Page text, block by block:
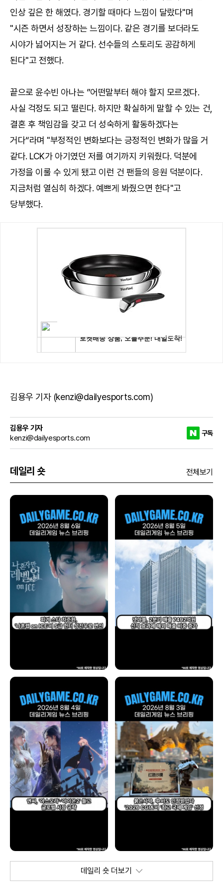
인상 깊은 한 해였다. 경기할 때마다 느낌이 달랐다"며
"시즌 하면서 성장하는 느낌이다. 같은 경기를 보더라도
시야가 넓어지는 거 같다. 선수들의 스토리도 공감하게
된다"고 전했다.
끝으로 윤수빈 아나는 ”어떤말부터 해야 할지 모르겠다.
사실 걱정도 되고 떨린다. 하지만 확실하게 말할 수 있는 건,
결혼 후 책임감을 갖고 더 성숙하게 활동하겠다는
거다“라며 "부정적인 변화보다는 긍정적인 변화가 많을 거
같다. LCK가 아기였던 저를 여기까지 키워줬다. 덕분에
가정을 이룰 수 있게 됐고 이런 건 팬들의 응원 덕분이다.
지금처럼 열심히 하겠다. 예쁘게 봐줬으면 한다"고
당부했다.
김용우 기자 (kenzi@dailyesports.com)
김용우 기자
kenzi@dailyesports.com
구독
데일리 숏 전체보기
데일리 숏 더보기